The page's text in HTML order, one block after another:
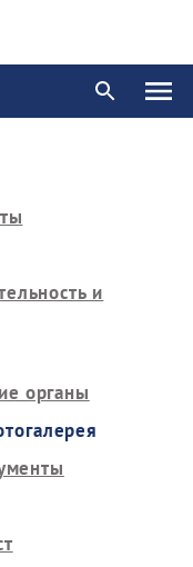
и
органы